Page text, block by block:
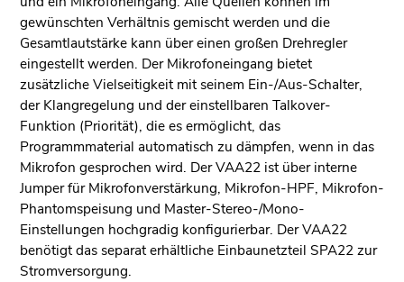
gewünschten Verhältnis gemischt werden und die
Gesamtlautstärke kann über einen großen Drehregler
eingestellt werden. Der Mikrofoneingang bietet
zusätzliche Vielseitigkeit mit seinem Ein-/Aus-Schalter,
der Klangregelung und der einstellbaren Talkover-
Funktion (Priorität), die es ermöglicht, das
Programmmaterial automatisch zu dämpfen, wenn in das
Mikrofon gesprochen wird. Der VAA22 ist über interne
Jumper für Mikrofonverstärkung, Mikrofon-HPF, Mikrofon-
Phantomspeisung und Master-Stereo-/Mono-
Einstellungen hochgradig konfigurierbar. Der VAA22
benötigt das separat erhältliche Einbaunetzteil SPA22 zur
Stromversorgung.